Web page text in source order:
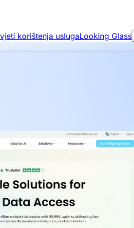
korištenja uslugaLooking Glass